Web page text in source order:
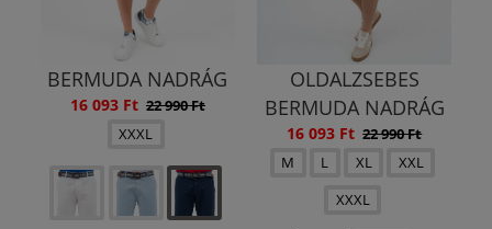
BERMUDA NADRÁG
16 093 Ft 22 990 Ft
XXXL
OLDALZSEBES
BERMUDA NADRÁG
16 093 Ft 22 990 Ft
M
L XL
XXL
XXXL